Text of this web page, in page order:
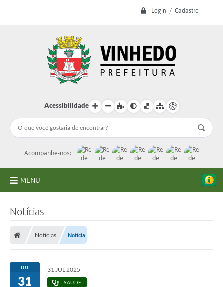
Login / Cadastro
Acessibilidade
Acompanhe-nos:
MENU
Licitações
Notícias
Notícias Notícia
JUL
31
31 JUL 2025
SAÚDE